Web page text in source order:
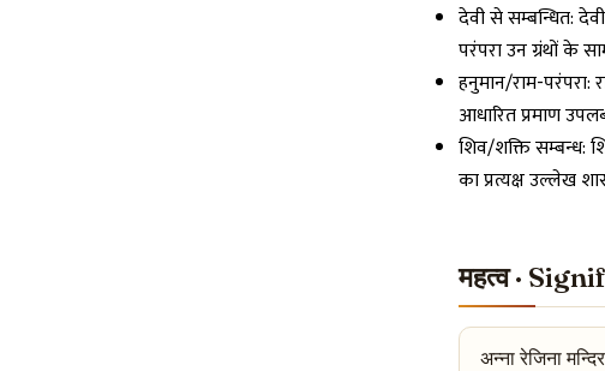
देवी से सम्बन्धित:
परंपरा उन ग्रंथों के
हनुमान/राम-परंपरा:
आधारित प्रमाण
शिव/शक्ति सम्बन्ध:
का प्रत्यक्ष उल्लेख
महत्व ·
अन्ना रेजिना